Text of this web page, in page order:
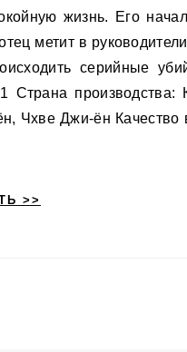
жизнь. Его
метит в
серийные
Страна
Чхве Джи-ён Качество
>>